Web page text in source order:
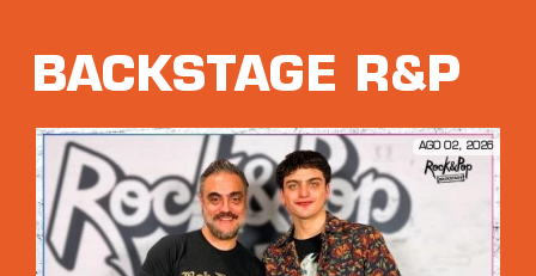
BACKSTAGE R&P
AGO 02, 2026